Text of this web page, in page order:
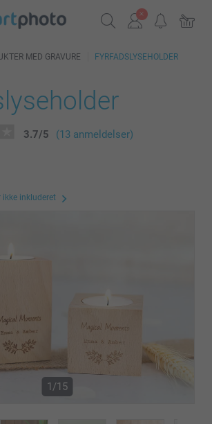
MED GRAVURE FYRFADSLYSEHOLDER
3.7/5 (13 anmeldelser)
inkluderet
1/15